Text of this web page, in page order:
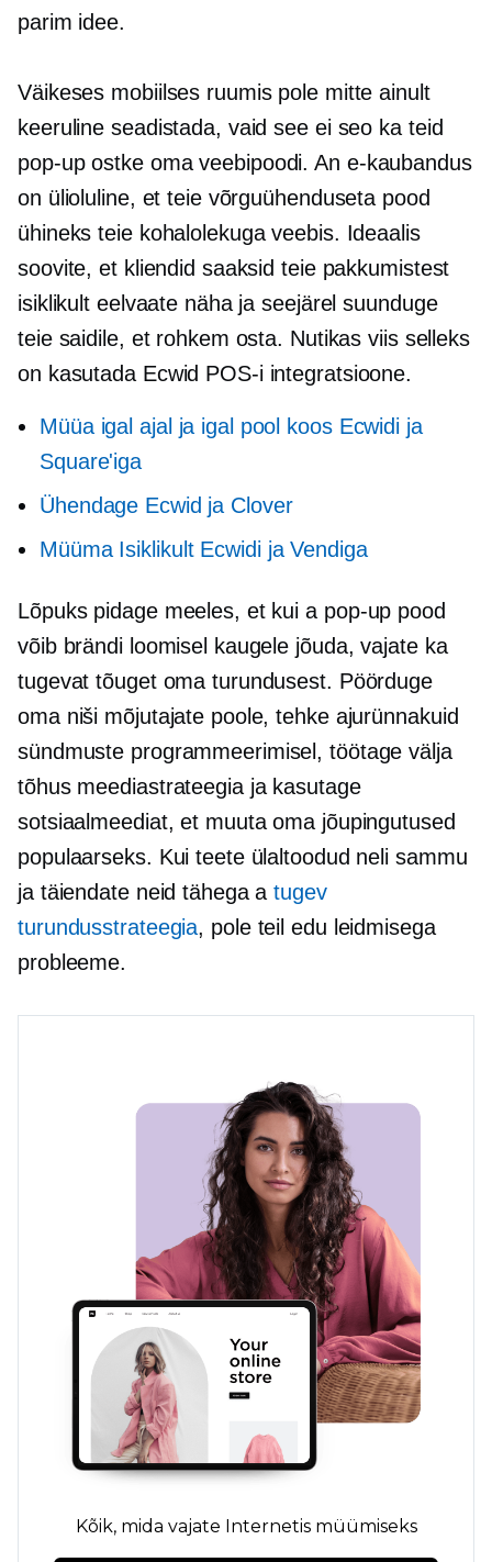
parim idee.
Väikeses mobiilses ruumis pole mitte ainult
keeruline seadistada, vaid see ei seo ka teid
pop-upostke oma veebipoodi. An e-kaubandus
on ülioluline, et teie võrguühenduseta pood
ühineks teie kohalolekuga veebis. Ideaalis
soovite, et kliendid saaksid teie pakkumistest
isiklikult eelvaate näha ja seejärel suunduge
teie saidile, et rohkem osta. Nutikas viis selleks
on kasutada Ecwid POS-i integratsioone.
Müüa igal ajal ja igal pool koos Ecwidi ja
Square'iga
Ühendage Ecwid ja Clover
Müüma IsiklikultEcwidi ja Vendiga
Lõpuks pidage meeles, et kui a pop-up pood
võib brändi loomisel kaugele jõuda, vajate ka
tugevat tõuget oma turundusest. Pöörduge
oma niši mõjutajate poole, tehke ajurünnakuid
sündmuste programmeerimisel, töötage välja
tõhus meediastrateegia ja kasutage
sotsiaalmeediat, et muuta oma jõupingutused
populaarseks. Kui teete ülaltoodud neli sammu
ja täiendate neid tähega atugev
turundusstrateegia, pole teil edu leidmisega
probleeme.
Kõik, mida vajate Internetis müümiseks